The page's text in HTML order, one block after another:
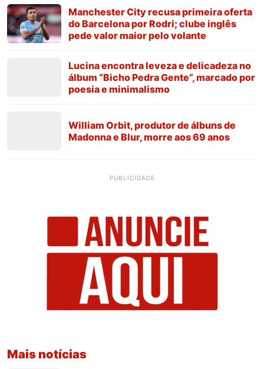
Manchester City recusa primeira oferta
do Barcelona por Rodri; clube inglês
pede valor maior pelo volante
Lucina encontra leveza e delicadeza no
álbum “Bicho Pedra Gente”, marcado por
poesia e minimalismo
William Orbit, produtor de álbuns de
Madonna e Blur, morre aos 69 anos
PUBLICIDADE
Mais notícias